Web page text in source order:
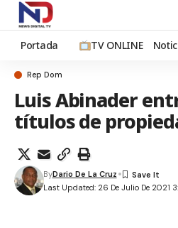
Portada TV ONLINE
Rep Dom
Luis Abinader
títulos de
Last Updated: 26 De Julio De 2021
ByDario De La Cruz